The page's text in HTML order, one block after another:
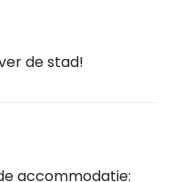
de stad!
accommodatie: